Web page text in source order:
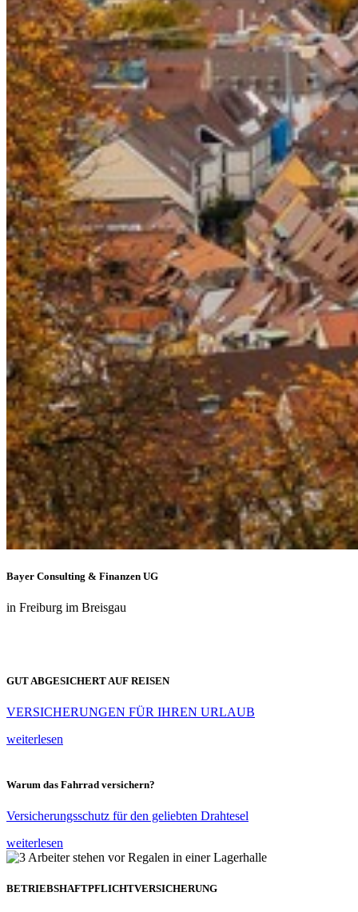
Bayer Consulting & Finanzen UG
in Freiburg im Breisgau
GUT ABGESICHERT AUF REISEN
VERSICHERUNGEN FÜR IHREN URLAUB
weiterlesen
Warum das Fahrrad versichern?
Versicherungsschutz für den geliebten Drahtesel
weiterlesen
BETRIEBSHAFTPFLICHTVERSICHERUNG